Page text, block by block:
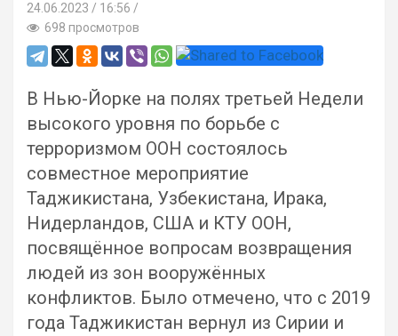
24.06.2023
16:56 /
698 просмотров
В Нью-Йорке на полях третьей Недели
высокого уровня по борьбе с
терроризмом ООН состоялось
совместное мероприятие
Таджикистана, Узбекистана, Ирака,
Нидерландов, США и КТУ ООН,
посвящённое вопросам возвращения
людей из зон вооружённых
конфликтов. Было отмечено, что с 2019
года Таджикистан вернул из Сирии и